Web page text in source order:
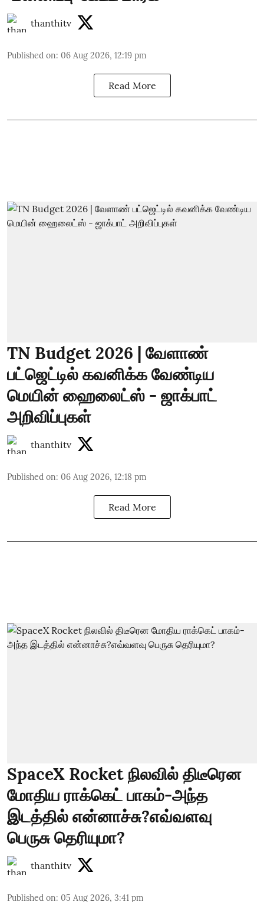
thanthitv
Published on: 06 Aug 2026, 12:19 pm
Read More
TN Budget 2026 | வேளாண்
பட்ஜெட்டில் கவனிக்க வேண்டிய
மெயின் ஹைலைட்ஸ் - ஜாக்பாட்
அறிவிப்புகள்
thanthitv
Published on: 06 Aug 2026, 12:18 pm
Read More
SpaceX Rocket நிலவில் திடீரென
மோதிய ராக்கெட் பாகம்-அந்த
இடத்தில் என்னாச்சு?எவ்வளவு
பெருசு தெரியுமா?
thanthitv
Published on: 05 Aug 2026, 3:41 pm